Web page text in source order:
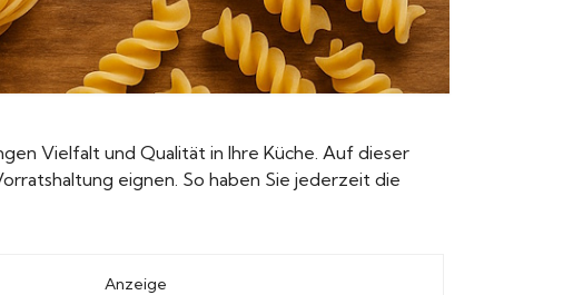
Vielfalt und Qualität in Ihre Küche. Auf dieser
eignen. So haben Sie jederzeit die
Anzeige